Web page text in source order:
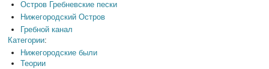
Остров Гребневские пески
Нижегородский Остров
Гребной канал
Категории:
Нижегородские были
Теории